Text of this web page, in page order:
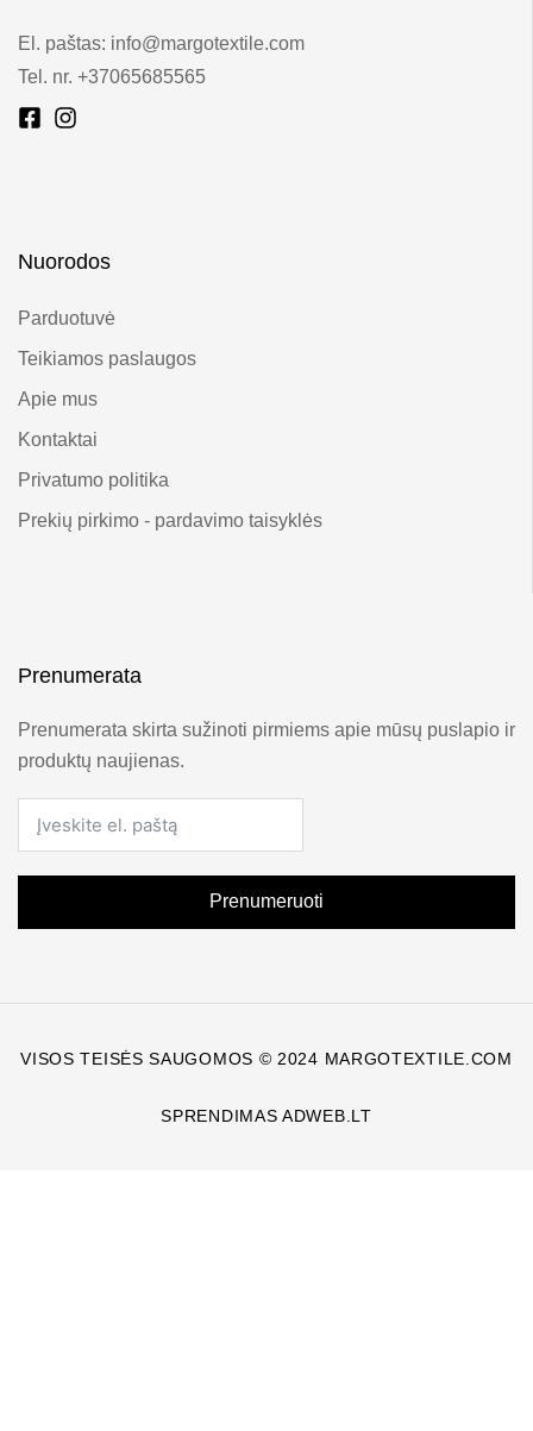
El. paštas: info@margotextile.com
Tel. nr. +37065685565
Nuorodos
Parduotuvė
Teikiamos paslaugos
Apie mus
Kontaktai
Privatumo politika
Prekių pirkimo - pardavimo taisyklės
Prenumerata
Prenumerata skirta sužinoti pirmiems apie mūsų puslapio ir
produktų naujienas.
Prenumeruoti
VISOS TEISĖS SAUGOMOS © 2024 MARGOTEXTILE.COM
SPRENDIMAS ADWEB.LT